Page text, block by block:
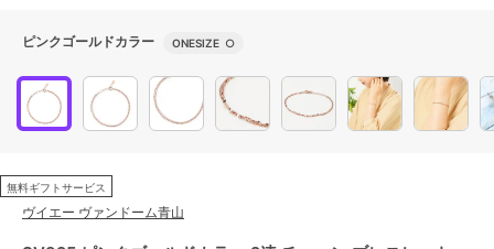
ピンクゴールドカラー ONESIZE ○
無料ギフトサービス
ヴイエー ヴァンドーム青山